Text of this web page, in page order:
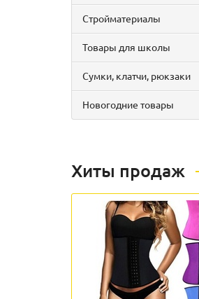
Стройматериалы
Товары для школы
Сумки, клатчи, рюкзаки
Новогодние товары
Хиты продаж